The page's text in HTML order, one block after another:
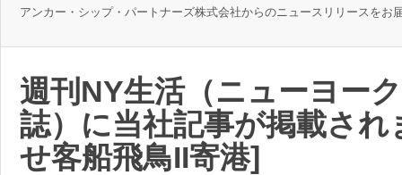
アンカー・シップ・パートナーズ株式会社からのニュースリリースをお
週刊NY生活（ニューヨー
誌）に当社記事が掲載さ
せ客船飛鳥II寄港]